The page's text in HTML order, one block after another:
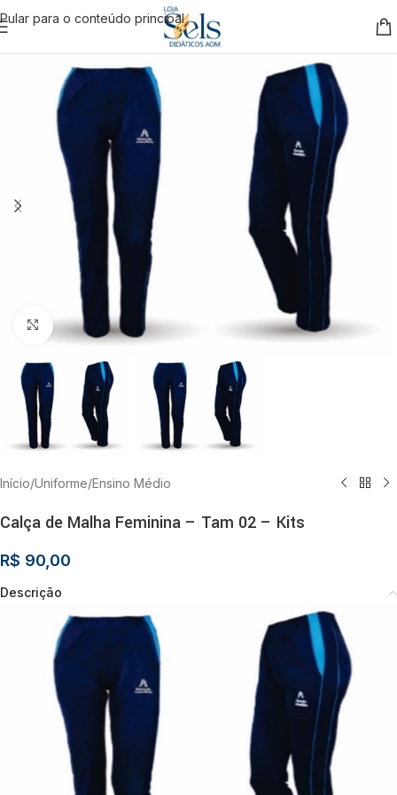
Pular para o conteúdo principal
Clique para ampliar
Início/Uniforme/Ensino Médio
Calça de Malha Feminina – Tam 02 – Kits
R$ 90,00
Descrição